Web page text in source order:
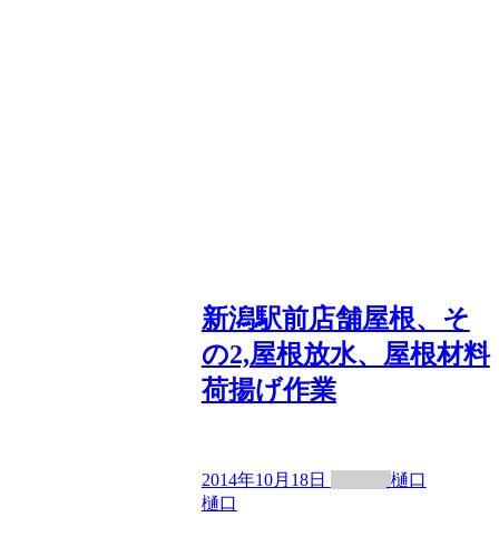
新潟駅前店舗屋根、そ
の2,屋根放水、屋根材料
荷揚げ作業
2014年10月18日
樋口
樋口